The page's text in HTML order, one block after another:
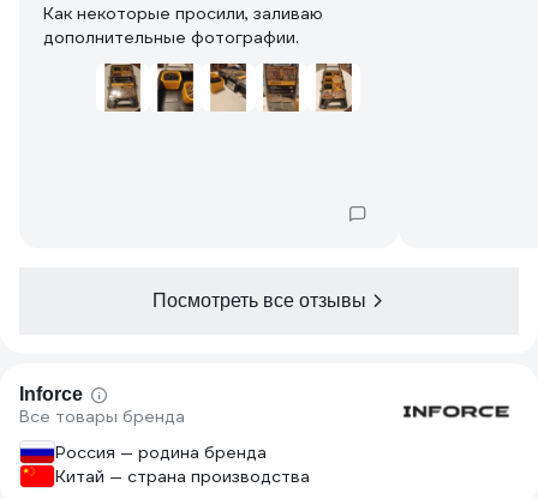
Как некоторые просили, заливаю
дополнительные фотографии.
Посмотреть все отзывы
Inforce
Все товары бренда
Россия — родина бренда
Китай — страна производства